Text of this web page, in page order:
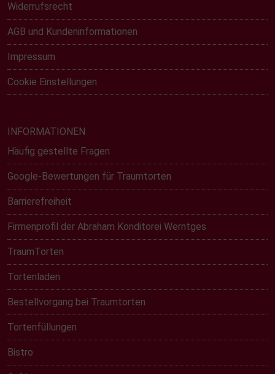
Widerrufsrecht
AGB und Kundeninformationen
Impressum
Cookie Einstellungen
INFORMATIONEN
Häufig gestellte Fragen
Google-Bewertungen für Traumtorten
Barrierefreiheit
Firmenprofil der Abraham Konditorei Werntges
TraumTorten
Tortenladen
Bestellvorgang bei Traumtorten
Tortenfüllungen
Bistro